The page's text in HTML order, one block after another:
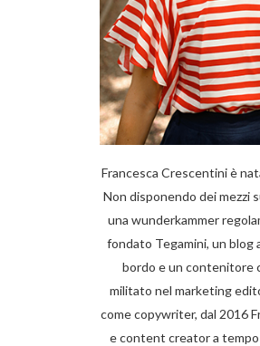
Francesca Crescentini è
Non disponendo dei mezzi
una wunderkammer
fondato Tegamini, un blog
bordo e un contenitore
militato nel marketing
come copywriter, dal 2016
e content creator a tempo